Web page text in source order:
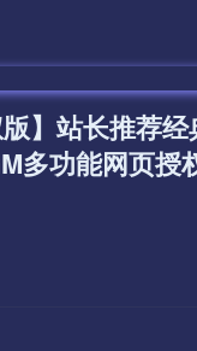
】站长推荐
多功能网页